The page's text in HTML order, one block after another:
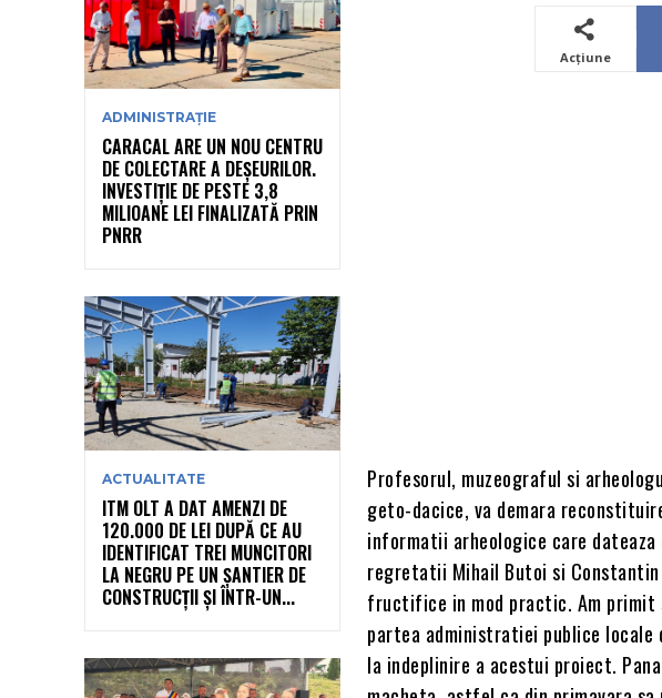
ADMINISTRAȚIE
CARACAL ARE UN NOU CENTRU
DE COLECTARE A DEȘEURILOR.
INVESTIȚIE DE PESTE 3,8
MILIOANE LEI FINALIZATĂ PRIN
PNRR
ACTUALITATE
ITM OLT A DAT AMENZI DE
120.000 DE LEI DUPĂ CE AU
IDENTIFICAT TREI MUNCITORI
LA NEGRU PE UN ȘANTIER DE
CONSTRUCȚII ȘI ÎNTR-UN...
Acțiune
Profesorul, muzeograful si
geto-dacice, va demara
informatii arheologice care
regretatii Mihail Butoi si Constantin
fructifice in mod practic. Am primit
partea administratiei publice
la indeplinire a acestui proiect.